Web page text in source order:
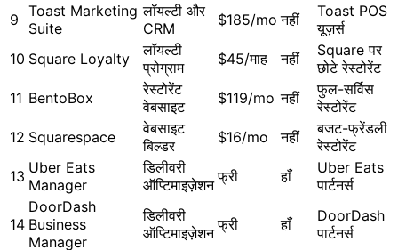
9 Toast Marketing
Suite
लॉयल्टी और
CRM
$185/mo नहीं
Toast POS
यूज़र्स
10 Square Loyalty
लॉयल्टी
प्रोग्राम
$45/माह नहीं
Square पर
छोटे रेस्टोरेंट
11 BentoBox
रेस्टोरेंट
वेबसाइट
$119/mo नहीं
फुल-सर्विस
रेस्टोरेंट
12 Squarespace
वेबसाइट
बिल्डर
$16/mo नहीं
बजट-फ्रेंडली
रेस्टोरेंट
13 Uber Eats
Manager
डिलीवरी
ऑप्टिमाइज़ेशन फ्री हाँ
Uber Eats
पार्टनर्स
14
DoorDash
Business
Manager
डिलीवरी
ऑप्टिमाइज़ेशन फ्री हाँ
DoorDash
पार्टनर्स